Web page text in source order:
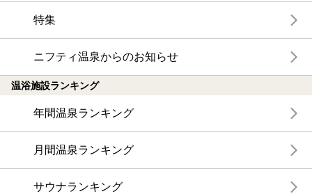
特集
ニフティ温泉からのお知らせ
温浴施設ランキング
年間温泉ランキング
月間温泉ランキング
サウナランキング